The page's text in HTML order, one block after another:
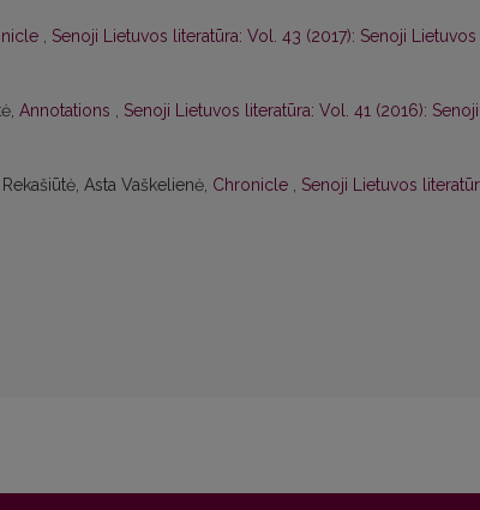
, Senoji Lietuvos literatūra: Vol. 43 (2017): Senoji Lietuvos
Annotations , Senoji Lietuvos literatūra: Vol. 41 (2016): Senoji
Asta Vaškelienė, Chronicle , Senoji Lietuvos